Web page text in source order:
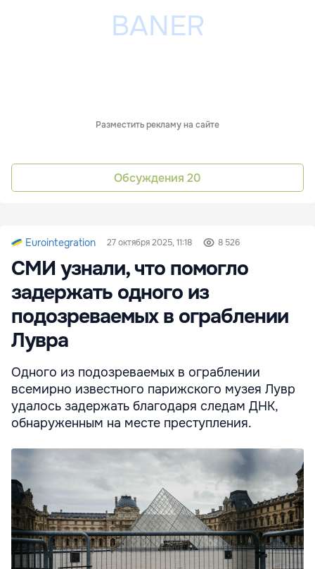
Разместить рекламу на сайте
Обсуждения 20
Eurointegration 27 октября 2025, 11:18 8 526
СМИ узнали, что помогло
задержать одного из
подозреваемых в ограблении
Лувра
Одного из подозреваемых в ограблении
всемирно известного парижского музея Лувр
удалось задержать благодаря следам ДНК,
обнаруженным на месте преступления.